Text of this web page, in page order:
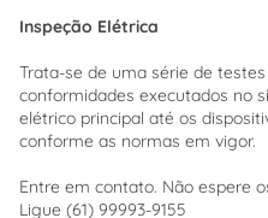
Inspeção Elétrica
Trata-se de uma série de
conformidades executados no
elétrico principal até os
conforme as normas em vigor.
Entre em contato. Não espere
Ligue (61) 99993-9155